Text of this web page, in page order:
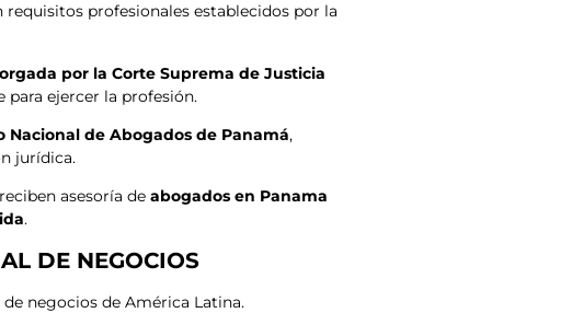
profesionales establecidos por la
por la Corte Suprema de Justicia
ejercer la profesión.
Nacional de Abogados de Panamá,
jurídica.
asesoría de abogados en Panama
.
DE NEGOCIOS
negocios de América Latina.